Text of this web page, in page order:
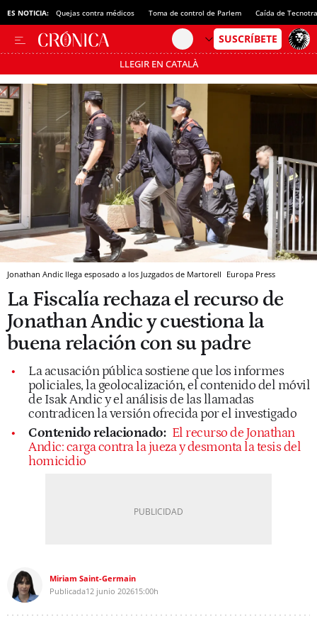
ES NOTICIA: Quejas contra médicos Toma de control de Parlem Caída de
LLEGIR EN CATALÀ
Pásate al MODO AHORRO
Jonathan Andic llega esposado a los Juzgados de Martorell Europa Press
La Fiscalía rechaza el recurso de
Jonathan Andic y cuestiona la
buena relación con su padre
La acusación pública sostiene que los informes
policiales, la geolocalización, el contenido del móvil
de Isak Andic y el análisis de las llamadas
contradicen la versión ofrecida por el investigado
Contenido relacionado: El recurso de Jonathan
Andic: carga contra la jueza y desmonta la tesis del
homicidio
Miriam Saint-Germain
Publicada12 junio 202615:00h